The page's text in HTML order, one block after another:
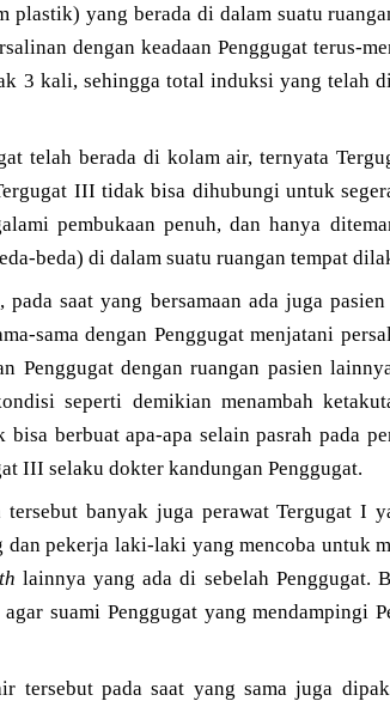
plastik) yang berada di dalam suatu
dengan keadaan Penggugat terus-
3 kali, sehingga total induksi yang telah
telah berada di kolam air, ternyata
III tidak bisa dihubungi untuk
pembukaan penuh, dan hanya
beda) di dalam suatu ruangan tempat
pada saat yang bersamaan ada juga
sama dengan Penggugat menjatani
Penggugat dengan ruangan pasien
seperti demikian menambah
bisa berbuat apa-apa selain pasrah pada
III selaku dokter kandungan Penggugat.
banyak juga perawat Tergugat I
dan pekerja laki-laki yang mencoba untuk
lainnya yang ada di sebelah Penggugat.
suami Penggugat yang mendampingi
tersebut pada saat yang sama juga